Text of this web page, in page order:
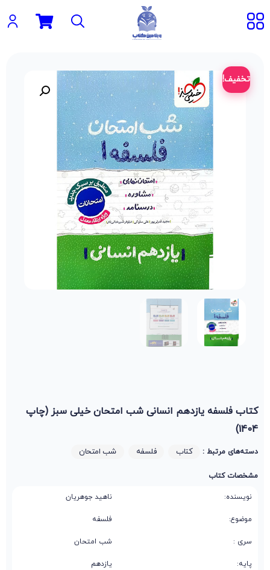
تخفیف!
کتاب فلسفه یازدهم انسانی شب امتحان خیلی سبز (چاپ
1404)
دسته‌های مرتبط : کتاب فلسفه شب امتحان
مشخصات کتاب
نویسنده: ناهید جوهریان
موضوع: فلسفه
سری : شب امتحان
پایه: یازدهم